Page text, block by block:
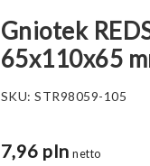
Gniotek
65x110x65
SKU:STR98059-105
7,96 pln netto